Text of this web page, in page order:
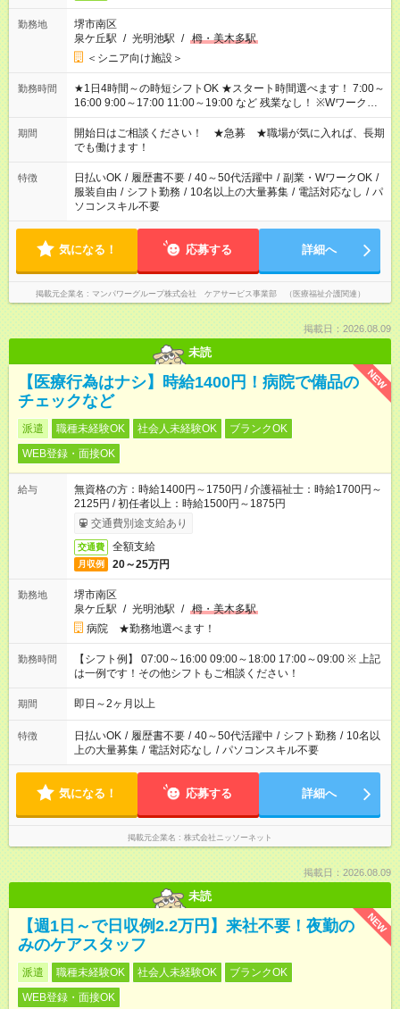
勤務地
堺市南区
泉ケ丘駅 / 光明池駅 / 栂・美木多駅
＜シニア向け施設＞
勤務時間
★1日4時間～の時短シフトOK ★スタート時間選べます！ 7:00～
16:00 9:00～17:00 11:00～19:00 など 残業なし！ ※Wワークの
場合、他のお仕事と合わせ週40時間超の就業はご案内できませ
ん ※法令に基づき、週20時間以上勤務は社会保険への加入対象
となります ※労働者派遣法（日雇い派遣の原則禁止）により、
短時間・短期間の就業はご案内が難しい場合があります
期間
開始日はご相談ください！ ★急募 ★職場が気に入れば、長期
でも働けます！
特徴 日払いOK / 履歴書不要 / 40～50代活躍中 / 副業・WワークOK /
服装自由 / シフト勤務 / 10名以上の大量募集 / 電話対応なし / パ
ソコンスキル不要
気になる！ 応募する 詳細へ
掲載元企業名 マンパワーグループ株式会社 ケアサービス事業部 （医療福祉介護関連）
掲載日：2026.08.09
未読
NEW
【医療行為はナシ】時給1400円！病院で備品の
チェックなど
派遣 職種未経験OK 社会人未経験OK
ブランクOK
WEB登録・面接OK
給与
無資格の方：時給1400円～1750円 / 介護福祉士：時給1700円～
2125円 / 初任者以上：時給1500円～1875円
交通費別途支給あり
交通費 全額支給
月収例 20～25万円
勤務地
堺市南区
泉ケ丘駅 / 光明池駅 / 栂・美木多駅
病院 ★勤務地選べます！
勤務時間
【シフト例】 07:00～16:00 09:00～18:00 17:00～09:00 ※ 上記
は一例です！その他シフトもご相談ください！
期間 即日～2ヶ月以上
特徴 日払いOK / 履歴書不要 / 40～50代活躍中 / シフト勤務 / 10名以
上の大量募集 / 電話対応なし / パソコンスキル不要
気になる！ 応募する 詳細へ
掲載元企業名 株式会社ニッソーネット
掲載日：2026.08.09
未読
NEW
【週1日～で日収例2.2万円】来社不要！夜勤の
みのケアスタッフ
派遣 職種未経験OK 社会人未経験OK
ブランクOK
WEB登録・面接OK